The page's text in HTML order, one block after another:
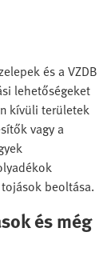
és a VZDB
lehetőségeket
kívüli területek
vagy a
beoltása.
és még